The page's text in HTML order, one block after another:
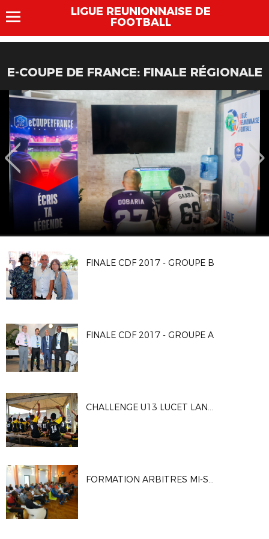
LIGUE REUNIONNAISE DE
FOOTBALL
E-COUPE DE FRANCE: FINALE RÉGIONALE
FINALE CDF 2017 - GROUPE B
FINALE CDF 2017 - GROUPE A
CHALLENGE U13 LUCET LANGENIER FCBSS
FORMATION ARBITRES MI-SAISON (3 ET 5 OCTOBRE 2017)